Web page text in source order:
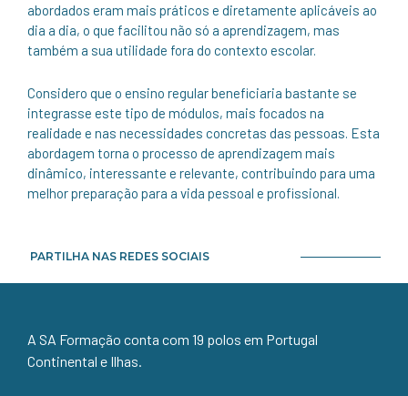
abordados eram mais práticos e diretamente aplicáveis ao
dia a dia, o que facilitou não só a aprendizagem, mas
também a sua utilidade fora do contexto escolar.
Considero que o ensino regular beneficiaria bastante se
integrasse este tipo de módulos, mais focados na
realidade e nas necessidades concretas das pessoas. Esta
abordagem torna o processo de aprendizagem mais
dinâmico, interessante e relevante, contribuindo para uma
melhor preparação para a vida pessoal e profissional.
PARTILHA NAS REDES SOCIAIS
A SA Formação conta com 19 polos em Portugal
Continental e Ilhas.